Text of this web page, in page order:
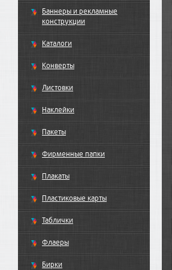
Баннеры и рекламные
конструкции
Каталоги
Конверты
Листовки
Наклейки
Пакеты
Фирменные папки
Плакаты
Пластиковые карты
Таблички
Флаеры
Бирки